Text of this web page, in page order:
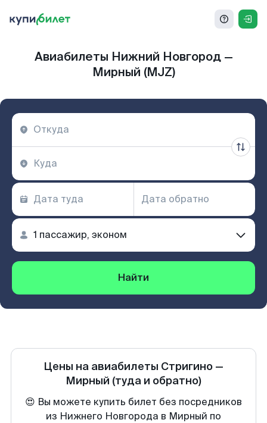
Авиабилеты Нижний Новгород —
Мирный (MJZ)
Найти
Цены на авиабилеты Стригино —
Мирный (туда и обратно)
😍 Вы можете купить билет без посредников
из Нижнего Новгорода в Мирный по